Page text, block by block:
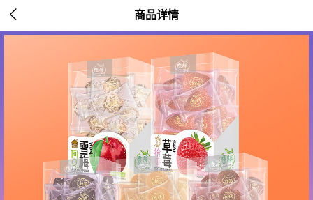
 商品详情